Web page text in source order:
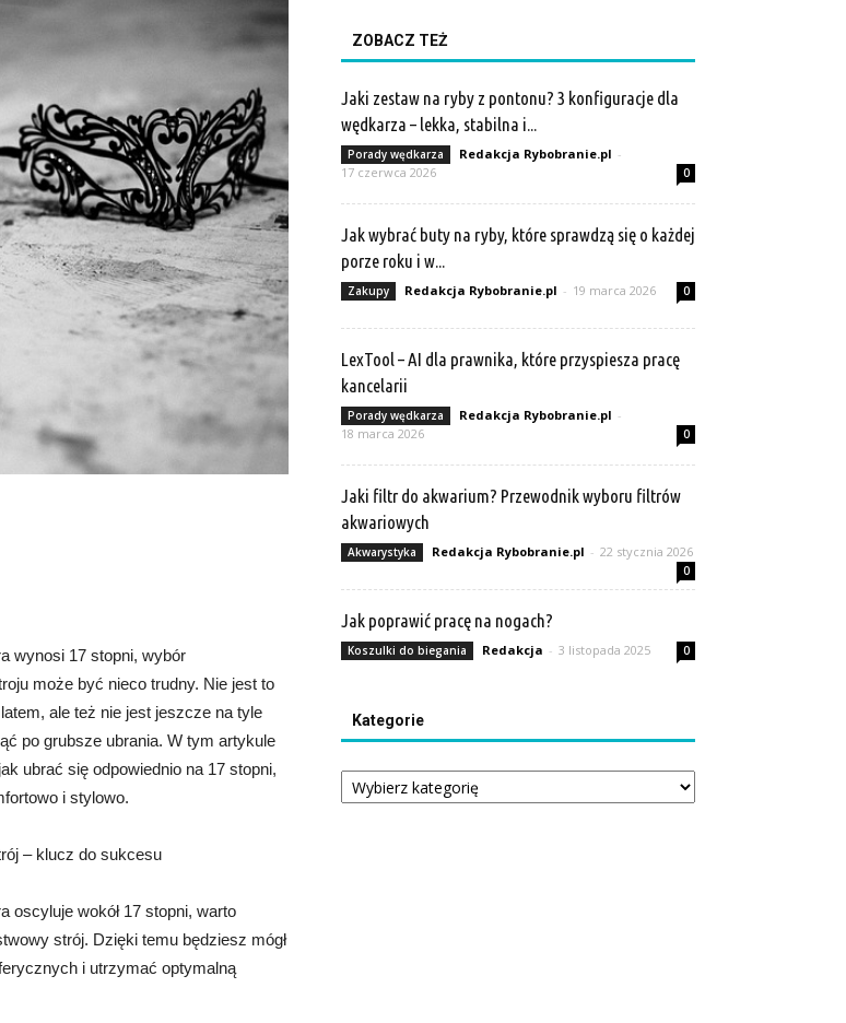
wynosi 17 stopni, wybór
może być nieco trudny. Nie jest to
ale też nie jest jeszcze na tyle
po grubsze ubrania. W tym artykule
ubrać się odpowiednio na 17 stopni,
i stylowo.
– klucz do sukcesu
oscyluje wokół 17 stopni, warto
strój. Dzięki temu będziesz mógł
i utrzymać optymalną
ZOBACZ TEŻ
Jaki zestaw na ryby z pontonu? 3 konfiguracje dla
wędkarza – lekka, stabilna i...
Porady wędkarza Redakcja Rybobranie.pl -
17 czerwca 2026
0
Jak wybrać buty na ryby, które sprawdzą się o każdej
porze roku i w...
Zakupy Redakcja Rybobranie.pl - 19 marca 2026 0
LexTool – AI dla prawnika, które przyspiesza pracę
kancelarii
Porady wędkarza Redakcja Rybobranie.pl -
18 marca 2026
0
Jaki filtr do akwarium? Przewodnik wyboru filtrów
akwariowych
Akwarystyka Redakcja Rybobranie.pl - 22 stycznia 2026
0
Jak poprawić pracę na nogach?
Koszulki do biegania Redakcja - 3 listopada 2025 0
Kategorie
Kategorie